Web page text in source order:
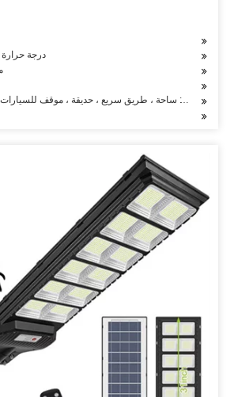
درجة حرارة اللون: 3000
التطبيق: ساحة ، طريق سريع ، حديقة ، موقف